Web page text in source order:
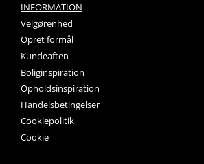
INFORMATION
Velgørenhed
Opret formål
Kundeaften
Boliginspiration
Opholdsinspiration
Handelsbetingelser
Cookiepolitik
Cookie